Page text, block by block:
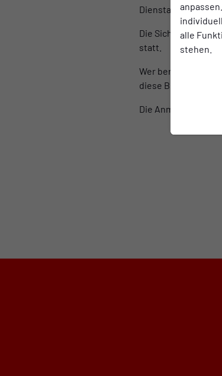
alle
stehen.
Dienstag 14.05.
Die
statt.
Wer bereits in
diese
Die Anmeldung